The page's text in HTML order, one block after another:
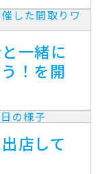
一緒に
！を開
店して